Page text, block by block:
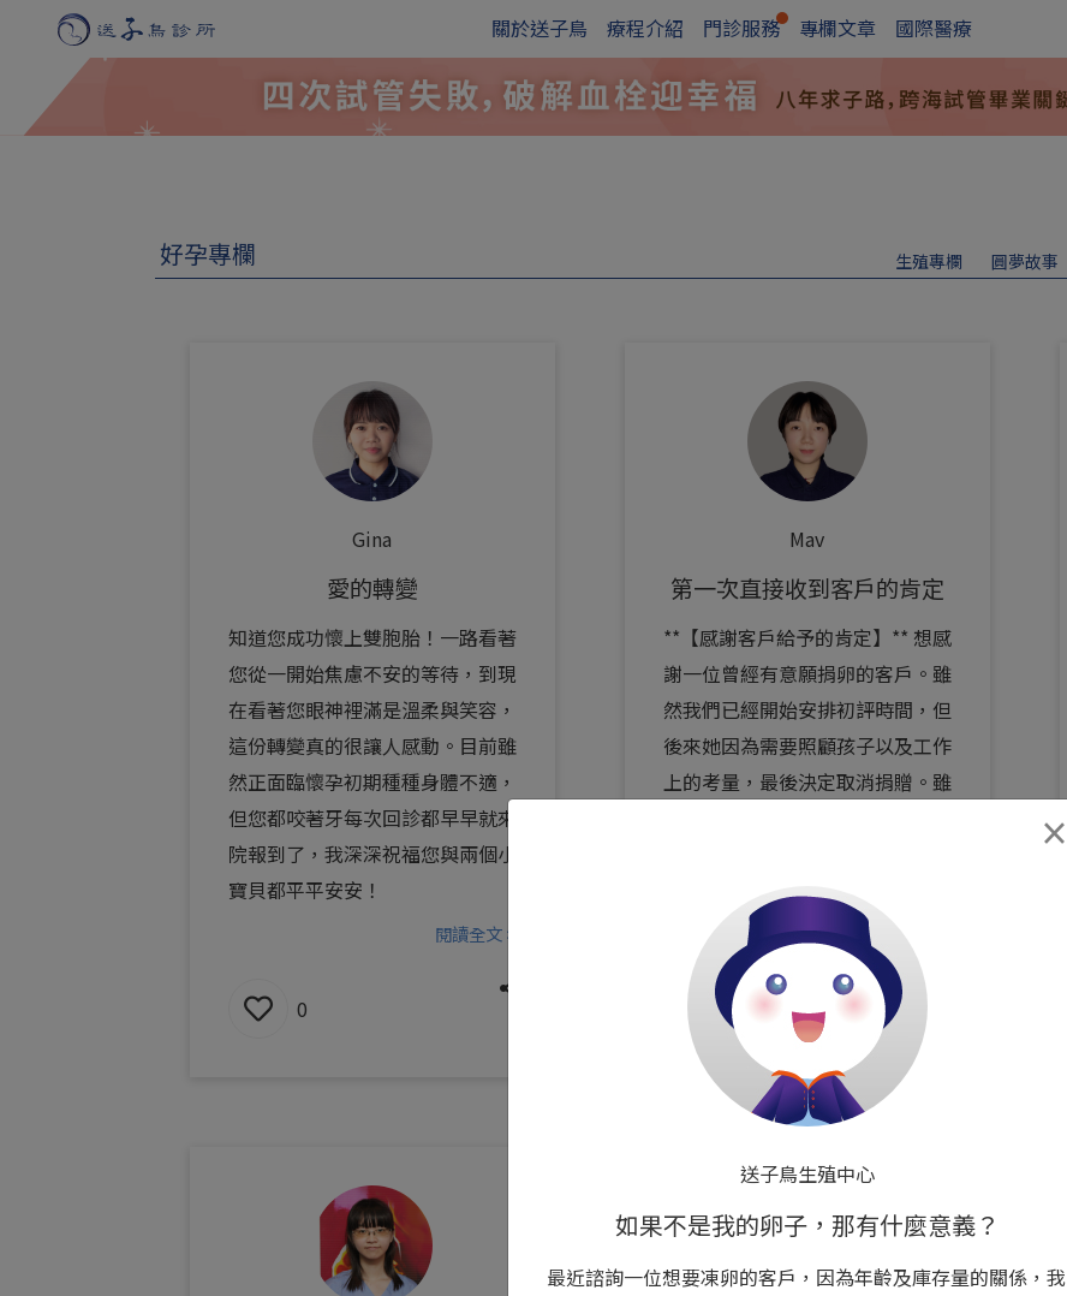
關於送子鳥 療程介紹 門診服務 專欄文章 國際醫療
好孕專欄 生殖專欄 圓夢故事
Gina
愛的轉變
知道您成功懷上雙胞胎！一路看著
您從一開始焦慮不安的等待，到現
在看著您眼神裡滿是溫柔與笑容，
這份轉變真的很讓人感動。目前雖
然正面臨懷孕初期種種身體不適，
但您都咬著牙每次回診都早早就來
院報到了，我深深祝福您與兩個小
寶貝都平平安安！
閱讀全文 >
0
Mav
第一次直接收到客戶的肯定
**【感謝客戶給予的肯定】** 想感
謝一位曾經有意願捐卵的客戶。雖
然我們已經開始安排初評時間，但
後來她因為需要照顧孩子以及工作
上的考量，最後決定取消捐贈。雖
繫後，她主動傳訊息對我說：「很
謝謝您...
閱讀全文 >
0
×
送子鳥生殖中心
如果不是我的卵子，那有什麼意義？
最近諮詢一位想要凍卵的客戶，因為年齡及庫存量的關係，我